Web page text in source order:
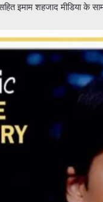
इमाम शहजाद मीडिया के